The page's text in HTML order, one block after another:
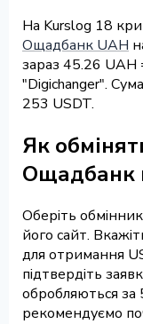
На Kurslog 18
Ощадбанк UAH
зараз 45.26 UAH
"Digichanger".
253 USDT.
Як
Ощадбанк
Оберіть
його сайт.
для отримання
підтвердіть
обробляються
рекомендуємо